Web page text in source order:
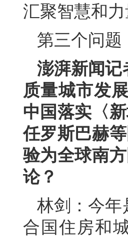
汇聚智慧和力
第三个问题
澎湃新闻记
质量城市发
中国落实〈
任罗斯巴赫
验为全球南
论？
林剑：今年
合国住房和